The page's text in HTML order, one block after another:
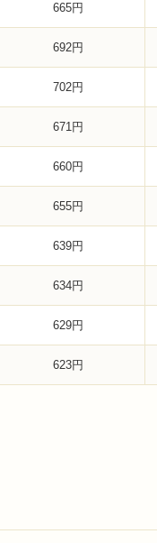
665円
692円
702円
671円
660円
655円
639円
634円
629円
623円